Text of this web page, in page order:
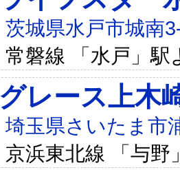
茨城県水戸市城南
常磐線 「水戸」駅
グレース上木
埼玉県さいたま市
京浜東北線 「与野